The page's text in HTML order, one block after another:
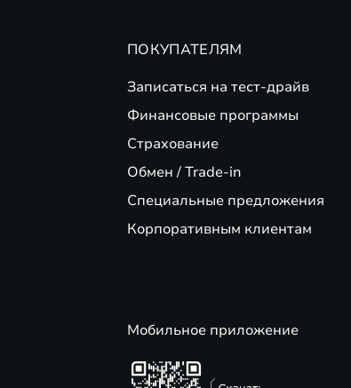
ПОКУПАТЕЛЯМ
Записаться на тест-драйв
Финансовые программы
Страхование
Обмен / Trade-in
Специальные предложения
Корпоративным клиентам
Мобильное приложение